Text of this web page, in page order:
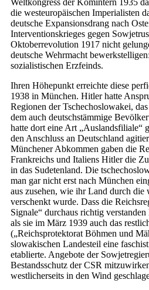
Weltkongress der Komintern 1935
die westeuropäischen Imperialisten
deutsche Expansionsdrang nach
Interventionskrieges gegen
Oktoberrevolution 1917 nicht
deutsche Wehrmacht
sozialistischen Erzfeinds.
Ihren Höhepunkt erreichte diese
1938 in München. Hitler hatte
Regionen der Tschechoslowakei,
dem auch deutschstämmige
hatte dort eine Art „Auslandsfiliale“
den Anschluss an Deutschland
Münchener Abkommen gaben die
Frankreichs und Italiens Hitler die
in das Sudetenland. Die
man gar nicht erst nach München
aus zusehen, wie ihr Land durch die
verschenkt wurde. Dass die
Signale“ durchaus richtig
als sie im März 1939 auch das
(„Reichsprotektorat Böhmen und
slowakischen Landesteil eine
etablierte. Angebote der
Bestandsschutz der CSR
westlicherseits in den Wind